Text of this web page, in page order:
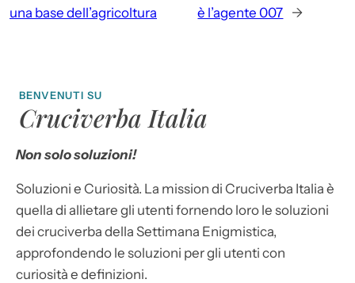
una base dell’agricoltura
è l’agente 007 →
BENVENUTI SU
Cruciverba Italia
Non solo soluzioni!
Soluzioni e Curiosità. La mission di Cruciverba Italia è
quella di allietare gli utenti fornendo loro le soluzioni
dei cruciverba della Settimana Enigmistica,
approfondendo le soluzioni per gli utenti con
curiosità e definizioni.